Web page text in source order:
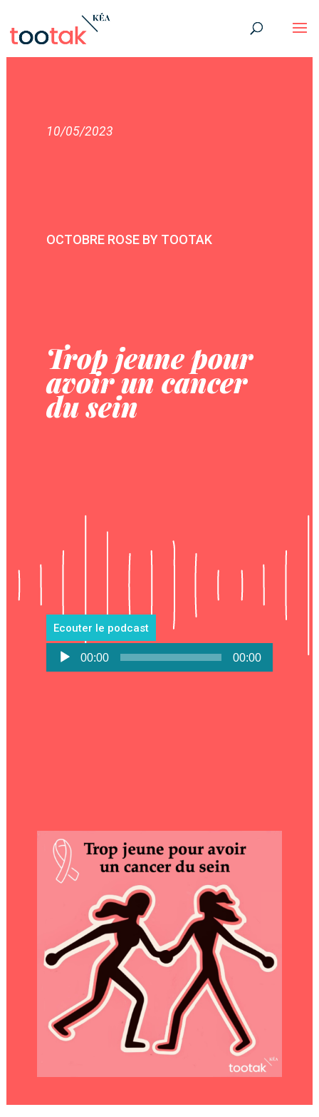
10/05/2023
OCTOBRE ROSE BY TOOTAK
Trop jeune pour
avoir un cancer
du sein
Ecouter le podcast
Lecteur
audio
00:00 00:00